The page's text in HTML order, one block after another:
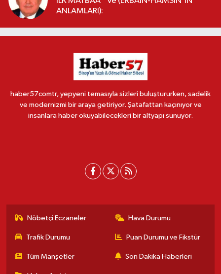
ANLAMLARI):
haber57comtr, yepyeni temasıyla sizleri buluştururken, sadelik
ve modernizmi bir araya getiriyor. Şatafattan kaçınıyor ve
insanlara haber okuyabilecekleri bir altyapı sunuyor.
Nöbetçi Eczaneler Hava Durumu
Trafik Durumu Puan Durumu ve Fikstür
Tüm Manşetler Son Dakika Haberleri